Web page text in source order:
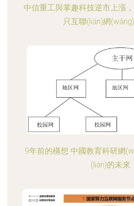
中信重工與掌趣科技逆市上漲
只互聯(lián)網
9年前的構想 中國教育科研網
(lián)的未來